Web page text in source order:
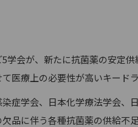
会が、新たに抗菌薬の安定
医療上の必要性が高いキード
症学会、日本化学療法学会、
品に伴う各種抗菌薬の供給